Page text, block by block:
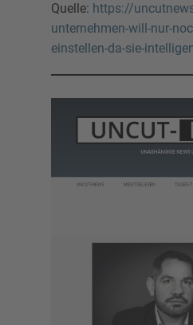
Quelle: https://
unternehmen-will-nur-
einstellen-da-sie-